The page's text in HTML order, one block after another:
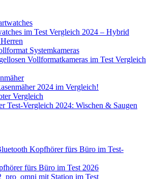
im Test Vergleich 2024 – Hybrid
Vollformatkameras im Test Vergleich
2024 im Vergleich!
Test-Vergleich 2024: Wischen & Saugen
fürs Büro im Test 2026